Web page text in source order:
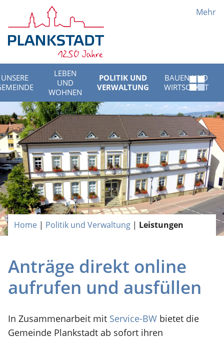
Mehr
UNSERE
LEBEN
UND
WOHNEN
POLITIK UND
VERWALTUNG
BAUEN UND
WIRTSCHAFT
Menü
öffnen
Home | Politik und Verwaltung | Leistungen
Anträge direkt online
aufrufen und ausfüllen
In Zusammenarbeit mit Service-BW bietet die
Gemeinde Plankstadt ab sofort ihren